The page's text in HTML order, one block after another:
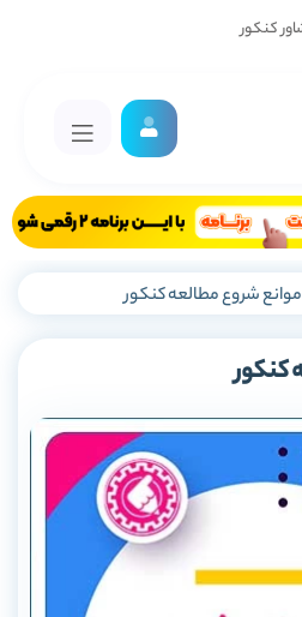
کنکور
شروع مطالعه کنکور
کنکور